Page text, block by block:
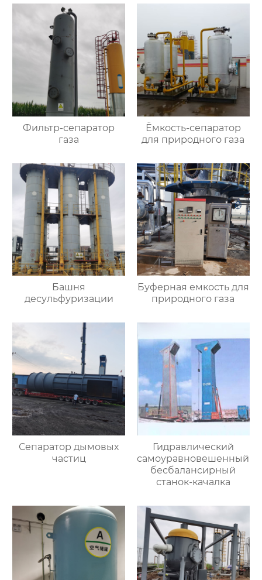
Фильтр-сепаратор
газа
Ёмкость-сепаратор
для природного газа
Башня
десульфуризации
Буферная емкость для
природного газа
Сепаратор дымовых
частиц
Гидравлический
самоуравновешенный
бесбалансирный
станок-качалка